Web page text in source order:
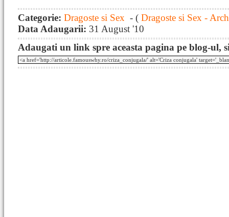
Categorie: Dragoste si Sex - ( Dragoste si Sex -
Data Adaugarii: 31 August '10
Adaugati un link spre aceasta pagina pe blog-ul,